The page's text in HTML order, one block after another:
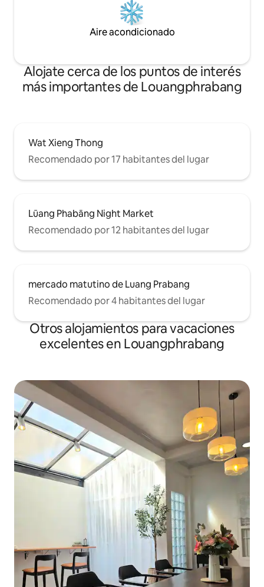
Aire acondicionado
Alojate cerca de los puntos de interés
más importantes de Louangphrabang
Wat Xieng Thong
Recomendado por 17 habitantes del lugar
Lūang Phabāng Night Market
Recomendado por 12 habitantes del lugar
mercado matutino de Luang Prabang
Recomendado por 4 habitantes del lugar
Otros alojamientos para vacaciones
excelentes en Louangphrabang